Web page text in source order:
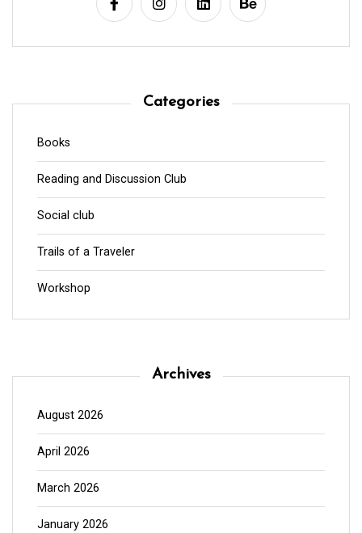
Categories
Books
Reading and Discussion Club
Social club
Trails of a Traveler
Workshop
Archives
August 2026
April 2026
March 2026
January 2026